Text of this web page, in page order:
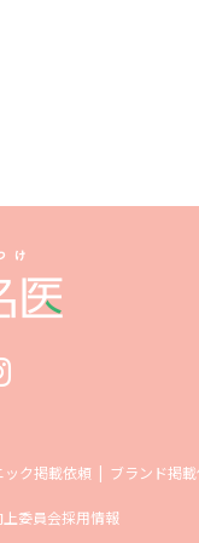
ック掲載依頼 ブランド掲
委員会採用情報